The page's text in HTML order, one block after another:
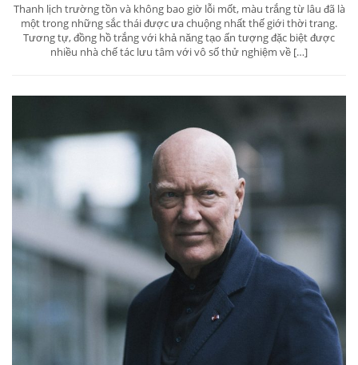
Thanh lịch trường tồn và không bao giờ lỗi mốt, màu trắng từ lâu đã là
một trong những sắc thái được ưa chuộng nhất thế giới thời trang.
Tương tự, đồng hồ trắng với khả năng tạo ấn tượng đặc biệt được
nhiều nhà chế tác lưu tâm với vô số thử nghiệm về […]